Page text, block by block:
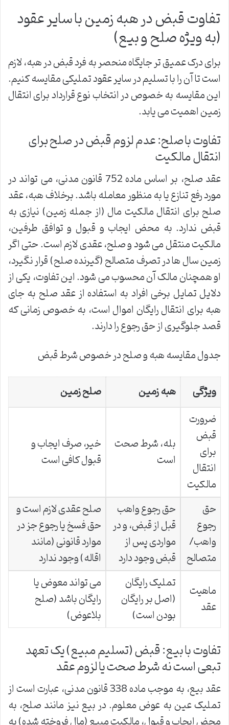
تفاوت قبض در هبه زمین با سایر عقود
(به ویژه صلح و بیع)
برای درک عمیق تر جایگاه منحصر به فرد قبض در هبه، لازم
است تا آن را با تسلیم در سایر عقود تملیکی مقایسه کنیم.
این مقایسه به خصوص در انتخاب نوع قرارداد برای انتقال
زمین اهمیت می یابد.
تفاوت با صلح: عدم لزوم قبض در صلح برای
انتقال مالکیت
عقد صلح، بر اساس ماده 752 قانون مدنی، می تواند در
مورد رفع تنازع یا به منظور معامله باشد. برخلاف هبه، عقد
صلح برای انتقال مالکیت مال (از جمله زمین) نیازی به
قبض ندارد. به محض ایجاب و قبول و توافق طرفین،
مالکیت منتقل می شود و صلح، عقدی لازم است. حتی اگر
زمین سال ها در تصرف متصالح (گیرنده صلح) قرار نگیرد،
او همچنان مالک آن محسوب می شود. این تفاوت، یکی از
دلایل تمایل برخی افراد به استفاده از عقد صلح به جای
هبه برای انتقال رایگان اموال است، به خصوص زمانی که
قصد جلوگیری از حق رجوع را دارند.
جدول مقایسه هبه و صلح در خصوص شرط قبض
ویژگی
هبه زمین
صلح زمین
ضرورت
قبض
برای
انتقال
مالکیت
بله، شرط صحت
است
خیر، صرف ایجاب و
قبول کافی است
حق
رجوع
واهب/
متصالح
حق رجوع واهب
قبل از قبض، و در
مواردی پس از
قبض وجود دارد
صلح عقدی لازم است و
حق فسخ یا رجوع جز در
موارد قانونی (مانند
اقاله) وجود ندارد
ماهیت
عقد
تملیک رایگان
(اصل بر رایگان
بودن است)
می تواند معوض یا
رایگان باشد (صلح
بلاعوض)
تفاوت با بیع: قبض (تسلیم مبیع) یک تعهد
تبعی است نه شرط صحت یا لزوم عقد
عقد بیع، به موجب ماده 338 قانون مدنی، عبارت است از
تملیک عین به عوض معلوم. در بیع نیز مانند صلح، به